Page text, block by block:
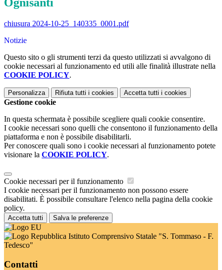
Ognisanti
chiusura 2024-10-25_140335_0001.pdf
Notizie
Questo sito o gli strumenti terzi da questo utilizzati si avvalgono di
cookie necessari al funzionamento ed utili alle finalità illustrate nella
COOKIE POLICY.
Personalizza Rifiuta tutti i cookies Accetta tutti i cookies
Gestione cookie
In questa schermata è possibile scegliere quali cookie consentire.
I cookie necessari sono quelli che consentono il funzionamento della
piattaforma e non è possibile disabilitarli.
Per conoscere quali sono i cookie necessari al funzionamento potete
visionare la COOKIE POLICY.
Cookie necessari per il funzionamento
I cookie necessari per il funzionamento non possono essere
disabilitati. È possibile consultare l'elenco nella pagina della cookie
policy.
Accetta tutti Salva le preferenze
Istituto Comprensivo Statale "S. Tommaso - F.
Tedesco"
Contatti